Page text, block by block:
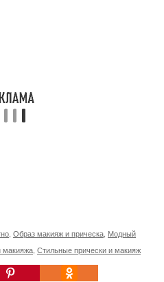
Образ макияж и прическа Модный
макияжа Стильные прически и макияж